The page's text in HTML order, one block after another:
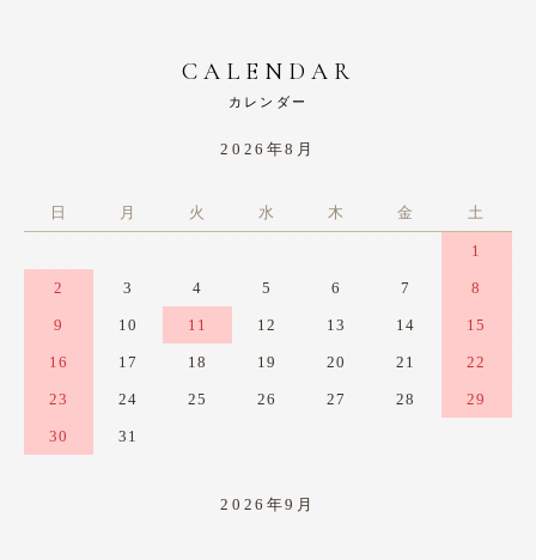
CALENDAR
カレンダー
2026年8月
日 月 火 水 木 金 土
1
2 3 4 5 6 7 8
9 10 11 12 13 14 15
16 17 18 19 20 21 22
23 24 25 26 27 28 29
30 31
2026年9月